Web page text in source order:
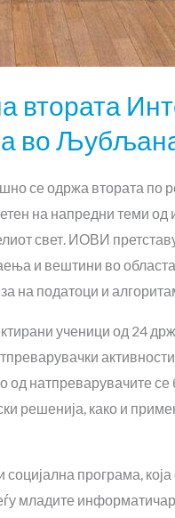
втората
во
се одржа втората по
на напредни теми од
свет. ИОВИ
и вештини во
на податоци и
ученици од 24
од натпреварувачите
решенија, како и
програма,
младите